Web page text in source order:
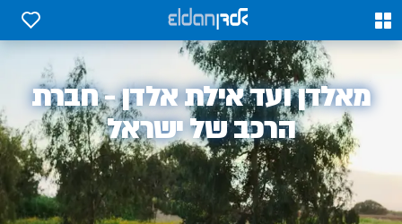
0
0
אלדן
מאלדן ועד אילת אלדן - חברת
הרכב של ישראל